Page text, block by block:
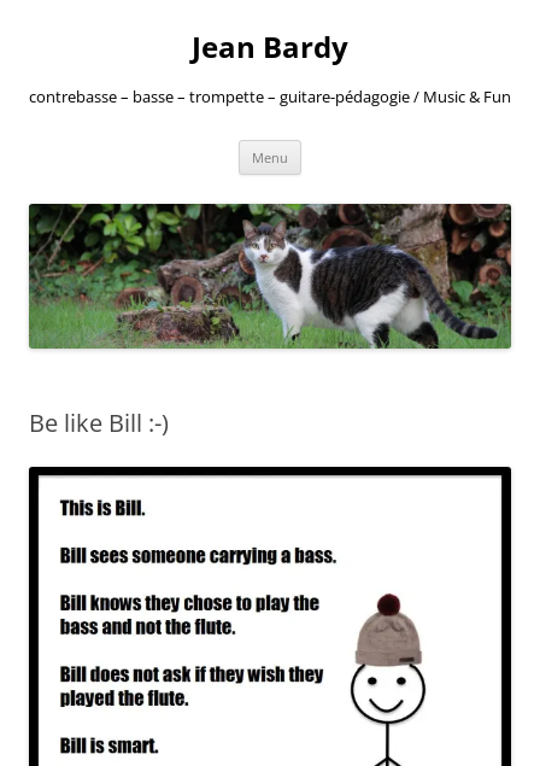
Jean Bardy
contrebasse – basse – trompette – guitare-pédagogie / Music & Fun
Menu
Be like Bill :-)